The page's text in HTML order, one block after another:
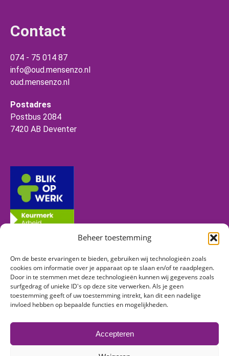
Beheer toestemming
Om de beste ervaringen te bieden, gebruiken wij technologieën zoals
cookies om informatie over je apparaat op te slaan en/of te raadplegen.
Door in te stemmen met deze technologieën kunnen wij gegevens zoals
surfgedrag of unieke ID's op deze site verwerken. Als je geen
toestemming geeft of uw toestemming intrekt, kan dit een nadelige
invloed hebben op bepaalde functies en mogelijkheden.
Accepteren
Contact
074 - 75 014 87
info@oud.mensenzo.nl
oud.mensenzo.nl
Postadres
Postbus 2084
7420 AB Deventer
Volg ons
Vind ons op:
Facebook
page
Linkedin
page
Instagram
page